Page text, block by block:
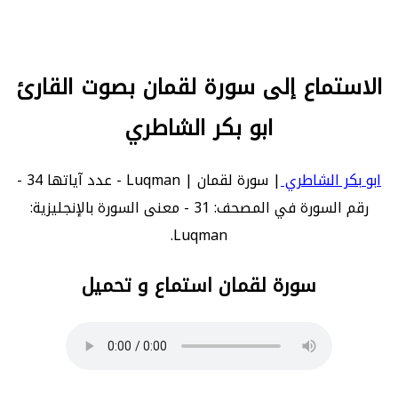
الاستماع إلى سورة لقمان بصوت القارئ
ابو بكر الشاطري
ابو بكر الشاطري
| سورة لقمان | Luqman - عدد آياتها 34 -
رقم السورة في المصحف: 31 - معنى السورة بالإنجليزية:
Luqman.
سورة لقمان استماع و تحميل